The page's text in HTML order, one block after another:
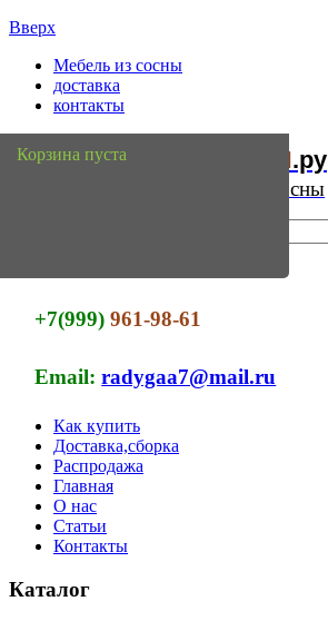
Вверх
Мебель из сосны
доставка
контакты
Мебель Сосны.ру
Интернет магазин мебели из сосны
+7(999)961-98-61
Email:radygaa7@mail.ru
Как купить
Доставка,сборка
Распродажа
Главная
О нас
Статьи
Контакты
Корзина пуста
Каталог